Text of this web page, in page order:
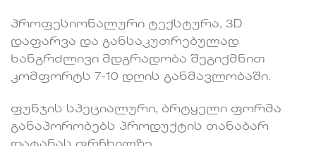
პროფესიონალური ტექსტურა, 3D
დაფარვა და განსაკუთრებულად
ხანგრძლივი მდგრადობა შეგიქმნით
კომფორტს 7-10 დღის განმავლობაში.
ფუნჯის სპეციალური, ბრტყელი ფორმა
განაპორობებს პროდუქტის თანაბარ